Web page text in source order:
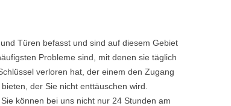
Türen befasst und sind auf diesem Gebiet
Probleme sind, mit denen sie täglich
verloren hat, der einem den Zugang
der Sie nicht enttäuschen wird.
können bei uns nicht nur 24 Stunden am